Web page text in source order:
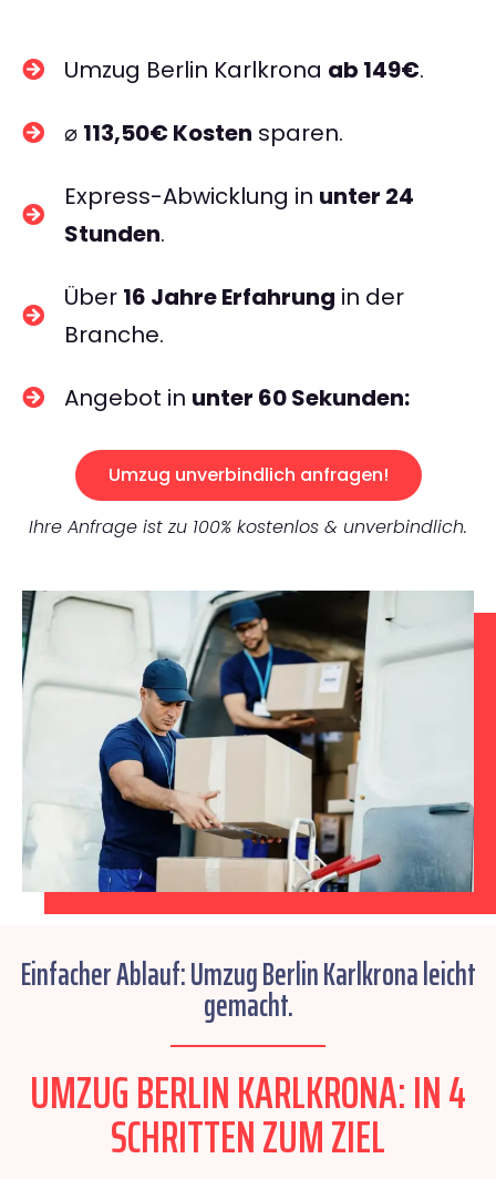
Umzug Berlin Karlkrona ab 149€.
⌀ 113,50€ Kosten sparen.
Express-Abwicklung in unter 24
Stunden.
Über 16 Jahre Erfahrung in der
Branche.
Angebot in unter 60 Sekunden:
Umzug unverbindlich anfragen!
Ihre Anfrage ist zu 100% kostenlos & unverbindlich.
Einfacher Ablauf: Umzug Berlin Karlkrona leicht
gemacht.
UMZUG BERLIN KARLKRONA: IN 4
SCHRITTEN ZUM ZIEL